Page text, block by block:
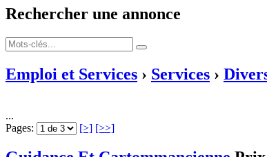
Rechercher une annonce
Emploi et Services › Services ›
...
Pages:
[>] [>>]